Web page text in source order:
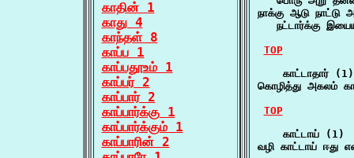
காதின் 1
காது 4
காந்தள் 8
காப்ப 1
காப்பதூஉம் 1
காப்பர் 2
காப்பார் 2
காப்பார்க்கு 1
காப்பார்க்கும் 1
காப்பாரின் 2
நாக்கு ஆடு
நட்டார்க்கு
TOP
    காட்டாதார் (1)
கொழித்து அகலம்
TOP
    காட்டாய் (1)
வழி காட்டாய் ஈது